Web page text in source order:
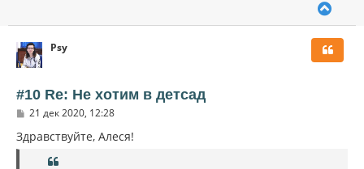
у
Psy
#10 Re: Не хотим в детсад
С
о
б
21 дек 2020, 12:28
Здравствуйте, Алеся!